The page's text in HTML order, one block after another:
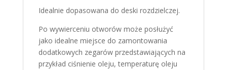
Idealnie dopasowana do deski rozdzielczej.
Po wywierceniu otworów może posłużyć
jako idealne miejsce do zamontowania
dodatkowych zegarów przedstawiających na
przykład ciśnienie oleju, temperaturę oleju